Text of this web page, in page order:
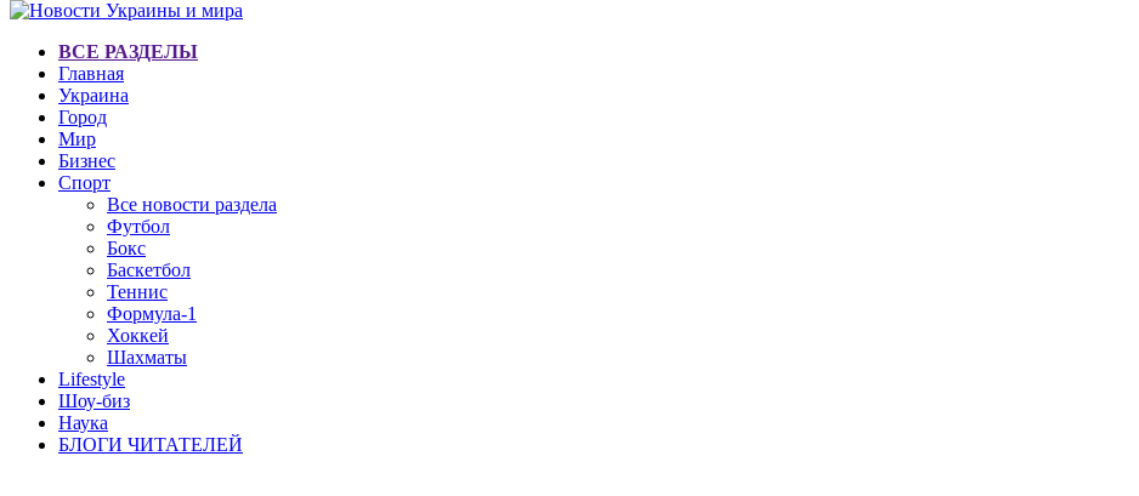
ВСЕ РАЗДЕЛЫ
Главная
Украина
Город
Мир
Бизнес
Спорт
Все новости раздела
Футбол
Бокс
Баскетбол
Теннис
Формула-1
Хоккей
Шахматы
Lifestyle
Шоу-биз
Наука
БЛОГИ ЧИТАТЕЛЕЙ